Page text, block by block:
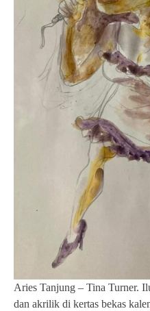
Aries Tanjung – Tina Turner.
dan akrilik di kertas bekas